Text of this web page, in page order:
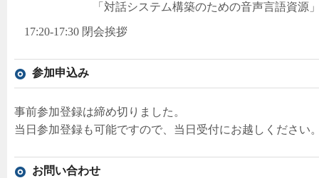
「対話システム構築のための音声言語資源
17:20-17:30 閉会挨拶
参加申込み
事前参加登録は締め切りました。
当日参加登録も可能ですので、当日受付にお越しください
お問い合わせ